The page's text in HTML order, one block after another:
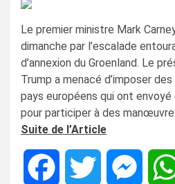
Le premier ministre Mark
dimanche par l’escalade
d’annexion du Groenland. Le
Trump a menacé d’imposer
pays européens qui ont envoyé
pour participer à des
Suite de l’Article
Facebook Twitter